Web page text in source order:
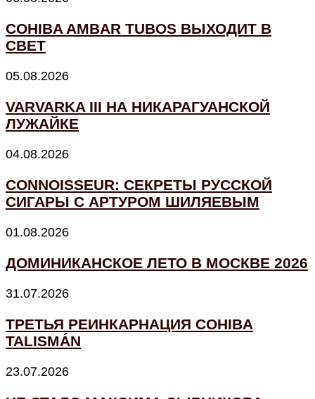
COHIBA AMBAR TUBOS ВЫХОДИТ В
СВЕТ
05.08.2026
VARVARKA III НА НИКАРАГУАНСКОЙ
ЛУЖАЙКЕ
04.08.2026
CONNOISSEUR: СЕКРЕТЫ РУССКОЙ
СИГАРЫ С АРТУРОМ ШИЛЯЕВЫМ
01.08.2026
ДОМИНИКАНСКОЕ ЛЕТО В МОСКВЕ 2026
31.07.2026
ТРЕТЬЯ РЕИНКАРНАЦИЯ COHIBA
TALISMÁN
23.07.2026